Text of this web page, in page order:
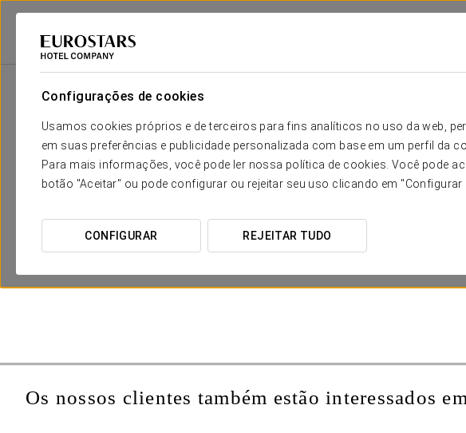
Configurações de cookies
Usamos cookies próprios e de terceiros para fins analíticos no uso da web,
em suas preferências e publicidade personalizada com base em um perfil da
Para mais informações, você pode ler nossa política de cookies. Você pode
botão "Aceitar" ou pode configurar ou rejeitar seu uso clicando em "Configurar
CONFIGURAR REJEITAR TUDO
Eurostars Hotel Company
Os nossos clientes também estão interessados